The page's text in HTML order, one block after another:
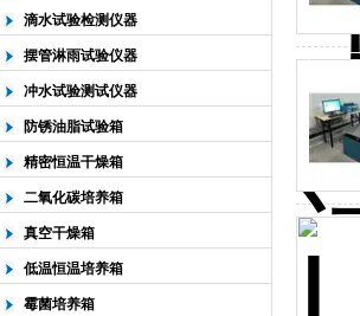
滴水试验检测仪器
摆管淋雨试验仪器
冲水试验测试仪器
防锈油脂试验箱
精密恒温干燥箱
二氧化碳培养箱
真空干燥箱
低温恒温培养箱
霉菌培养箱